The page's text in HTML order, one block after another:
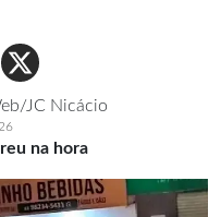
JC Nicácio
na hora